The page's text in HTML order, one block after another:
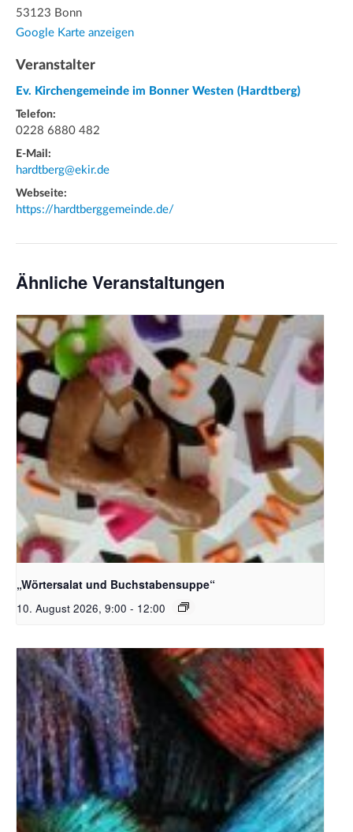
53123 Bonn
Google Karte anzeigen
Veranstalter
Ev. Kirchengemeinde im Bonner Westen (Hardtberg)
Telefon:
0228 6880 482
E-Mail:
hardtberg@ekir.de
Webseite:
https://hardtberggemeinde.de/
Ähnliche Veranstaltungen
Bildquelle_ Pixabay Free_Christoph Meinersmann
„Wörtersalat und Buchstabensuppe“
10. August 2026, 9:00 - 12:00